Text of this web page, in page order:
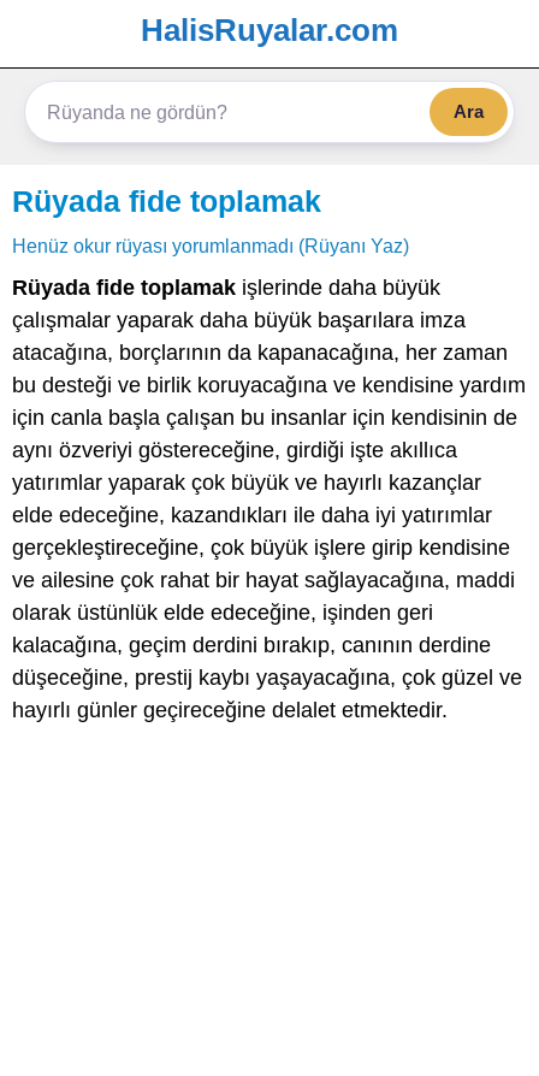
HalisRuyalar.com
Ara
Rüyada fide toplamak
Henüz okur rüyası yorumlanmadı (Rüyanı Yaz)
Rüyada fide toplamak işlerinde daha büyük
çalışmalar yaparak daha büyük başarılara imza
atacağına, borçlarının da kapanacağına, her zaman
bu desteği ve birlik koruyacağına ve kendisine yardım
için canla başla çalışan bu insanlar için kendisinin de
aynı özveriyi göstereceğine, girdiği işte akıllıca
yatırımlar yaparak çok büyük ve hayırlı kazançlar
elde edeceğine, kazandıkları ile daha iyi yatırımlar
gerçekleştireceğine, çok büyük işlere girip kendisine
ve ailesine çok rahat bir hayat sağlayacağına, maddi
olarak üstünlük elde edeceğine, işinden geri
kalacağına, geçim derdini bırakıp, canının derdine
düşeceğine, prestij kaybı yaşayacağına, çok güzel ve
hayırlı günler geçireceğine delalet etmektedir.